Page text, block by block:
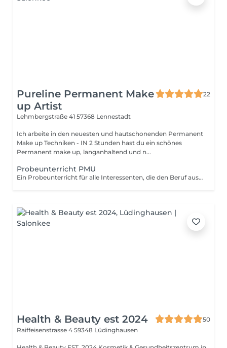
Pureline Permanent Make
up Artist
22
Lehmbergstraße 41 57368 Lennestadt
Ich arbeite in den neuesten und hautschonenden Permanent
Make up Techniken - IN 2 Stunden hast du ein schönes
Permanent make up, langanhaltend und n...
Probeunterricht PMU
Ein Probeunterricht für alle Interessenten, die den Beruf ausprobieren möchten, Unverbindlich und kostenfrei, als Service für sie. Dazu schreibt mir bitte eine persönliche Nachricht
Health & Beauty est 2024
50
Raiffeisenstrasse 4 59348 Lüdinghausen